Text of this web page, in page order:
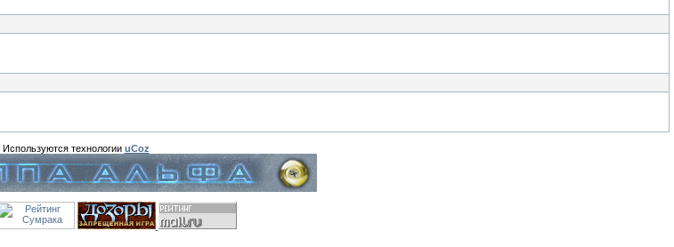
Используются технологии uCoz